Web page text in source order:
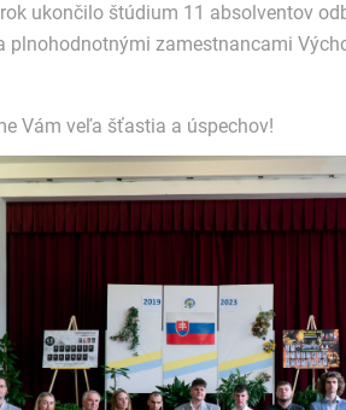
ukončilo štúdium 11 absolventov
plnohodnotnými zamestnancami
Vám veľa šťastia a úspechov!